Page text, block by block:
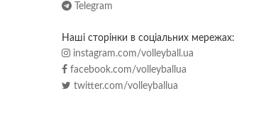
Telegram
Наші сторінки в соціальних мережах:
instagram.com/volleyball.ua
facebook.com/volleyballua
twitter.com/volleyballua